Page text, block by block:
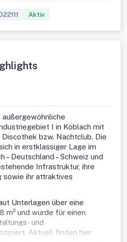
Aktiv
I in Koblach mit
bzw. Nachtclub. Die
in erstklassiger Lage im
– Deutschland – Schweiz und
Infrastruktur, ihre
sowie ihr attraktives
Unterlagen über eine
m² und wurde für einen
und
Aktuell finden hier